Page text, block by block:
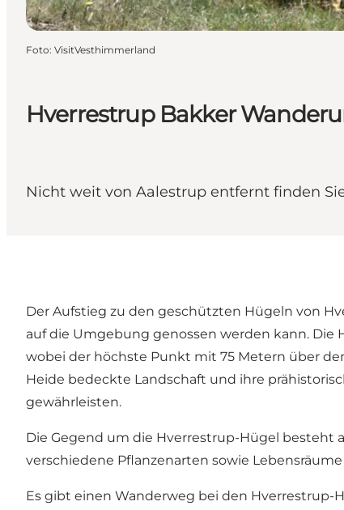
Hverrestrup Bakker
Nicht weit von Aalestrup entfernt finden
Foto: VisitVesthimmerland
Der Aufstieg zu den geschützten Hügeln von
auf die Umgebung genossen werden kann.
wobei der höchste Punkt mit 75 Metern über
Heide bedeckte Landschaft und ihre
gewährleisten.
Die Gegend um die Hverrestrup-Hügel besteht
verschiedene Pflanzenarten sowie
Es gibt einen Wanderweg bei den Hverrestrup-